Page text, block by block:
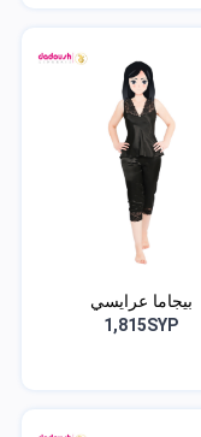
بيجاما عرايسي
1,815SYP